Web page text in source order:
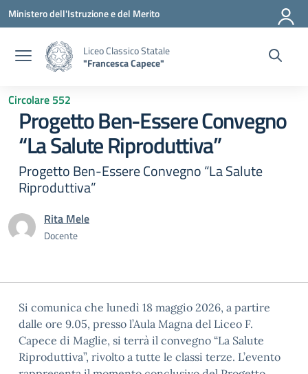
Vai ai contenuti
Vai al menu di navigazione
Vai al footer
Ministero dell'Istruzione e del Merito
Liceo Classico Statale
"Francesca Capece"
Circolare 552
Progetto Ben-Essere Convegno
“La Salute Riproduttiva”
Progetto Ben-Essere Convegno “La Salute
Riproduttiva”
Rita Mele
Docente
Si comunica che lunedì 18 maggio 2026, a partire
dalle ore 9.05, presso l’Aula Magna del Liceo F.
Capece di Maglie, si terrà il convegno “La Salute
Riproduttiva”, rivolto a tutte le classi terze. L’evento